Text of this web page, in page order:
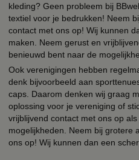
kleding? Geen probleem bij
textiel voor je bedrukken! Neem
contact met ons op! Wij kunnen
maken. Neem gerust en
benieuwd bent naar de
Ook verenigingen hebben
denk bijvoorbeeld aan
caps. Daarom denken wij graag
oplossing voor je vereniging of
vrijblijvend contact met ons op
mogelijkheden. Neem bij grotere
ons op! Wij kunnen dan een